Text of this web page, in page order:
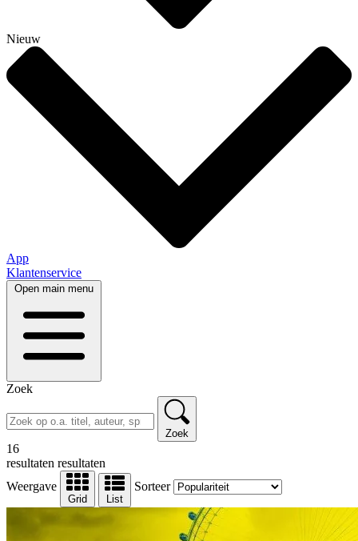
Nieuw
App
Klantenservice
Open main menu
Zoek
Zoek
16
resultaten resultaten
Weergave
Grid List
Sorteer